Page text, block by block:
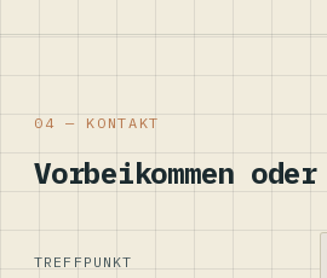
04 — KONTAKT
Vorbeikommen
TREFFPUNKT